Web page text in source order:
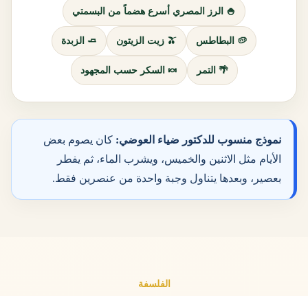
🍚 الرز المصري أسرع هضماً من البسمتي
🥔 البطاطس 🫒 زيت الزيتون 🧈 الزبدة
🌴 التمر 🍬 السكر حسب المجهود
نموذج منسوب للدكتور ضياء العوضي: كان يصوم بعض
الأيام مثل الاثنين والخميس، ويشرب الماء، ثم يفطر
بعصير، وبعدها يتناول وجبة واحدة من عنصرين فقط.
الفلسفة